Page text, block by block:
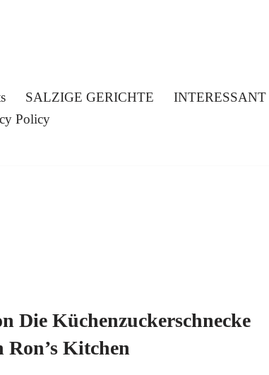
SALZIGE GERICHTE
INTERESSANT
Policy
Die Küchenzuckerschnecke
Kitchen